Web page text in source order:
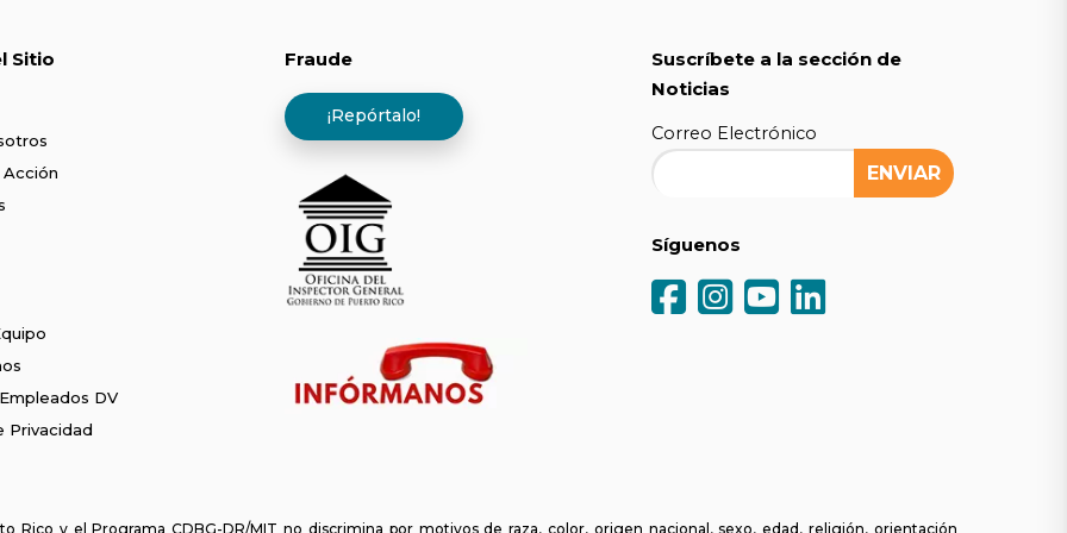
Sitio
DV
Privacidad
Fraude
¡Repórtalo!
Suscríbete a la sección de
Noticias
Correo Electrónico
Síguenos
Rico y el Programa CDBG-DR/MIT no discrimina por motivos de raza, color, origen nacional, sexo, edad, religión, orientación